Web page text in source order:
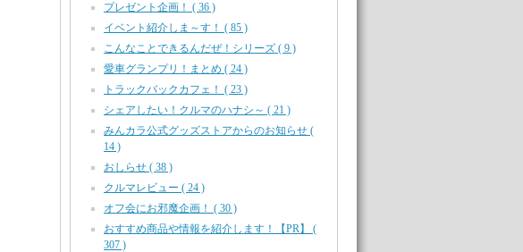
プレゼント企画！ ( 36 )
イベント紹介しま～す！ ( 85 )
こんなことできるんだぜ！シリーズ ( 9 )
愛車グランプリ！まとめ ( 24 )
トラックバックカフェ！ ( 23 )
シェアしたい！クルマのハナシ～ ( 21 )
みんカラ公式グッズストアからのお知らせ (
14 )
おしらせ ( 38 )
クルマレビュー ( 24 )
オフ会にお邪魔企画！ ( 30 )
おすすめ商品や情報を紹介します！【PR】 (
307 )